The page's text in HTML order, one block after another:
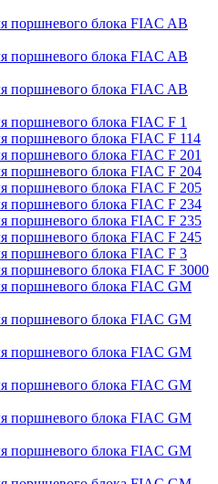
поршневого блока FIAC AB
поршневого блока FIAC AB
поршневого блока FIAC AB
поршневого блока FIAC F 1
поршневого блока FIAC F 114
поршневого блока FIAC F 201
поршневого блока FIAC F 204
поршневого блока FIAC F 205
поршневого блока FIAC F 234
поршневого блока FIAC F 235
поршневого блока FIAC F 245
поршневого блока FIAC F 3
поршневого блока FIAC F 3000
поршневого блока FIAC GM
поршневого блока FIAC GM
поршневого блока FIAC GM
поршневого блока FIAC GM
поршневого блока FIAC GM
поршневого блока FIAC GM